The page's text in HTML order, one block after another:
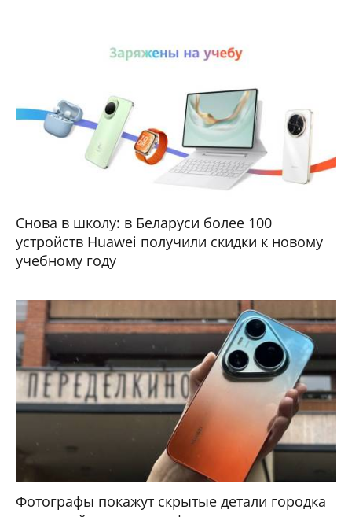
Снова в школу: в Беларуси более 100
устройств Huawei получили скидки к новому
учебному году
Фотографы покажут скрытые детали городка